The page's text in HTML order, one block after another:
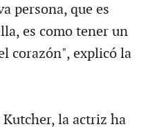
persona, que es
es como tener un
corazón", explicó la
Kutcher, la actriz ha